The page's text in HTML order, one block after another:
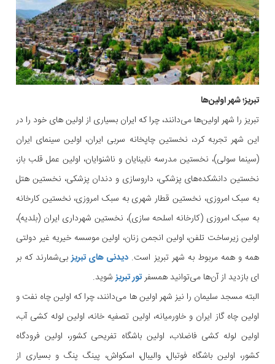
تبریز؛ شهر اولین‌ها
تبریز را شهر اولین‌ها می‌دانند، چرا که ایران بسیاری از اولین های خود را در
این شهر تجربه کرد، نخستین چاپخانه سربی ایران، اولین سینمای ایران
(سینما سولی)، نخستین مدرسه نابینایان و ناشنوایان، اولین عمل قلب باز،
نخستین دانشکده‌های پزشکی، داروسازی و دندان پزشکی، نخستین هتل
به سبک امروزی، نخستین قطار شهری به سبک امروزی، نخستین کارخانه
به سبک امروزی (کارخانه اسلحه سازی)، نخستین شهرداری ایران (بلدیه)،
اولین زیرساخت تلفن، اولین انجمن زنان، اولین موسسه خیریه غیر دولتی
همه و همه مربوط به شهر تبریز است. دیدنی های تبریزبی‌شمارند که بر
ای بازدید از آن‌ها می‌توانید همسفرتور تبریزشوید.
البته مسجد سلیمان را نیز شهر اولین ها می‌دانند، چرا که اولین چاه نفت و
اولین چاه گاز ایران و خاورمیانه، اولین تصفیه خانه، اولین لوله کشی آب،
اولین لوله کشی فاضلاب، اولین باشگاه تفریحی کشور، اولین فرودگاه
کشور، اولین باشگاه فوتبال، والیبال، اسکواش، پینگ پنگ و بسیاری از